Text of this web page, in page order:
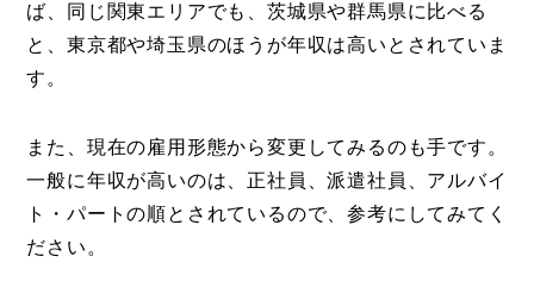
ば、同じ関東エリアでも、茨城県や群馬県に比べる
と、東京都や埼玉県のほうが年収は高いとされていま
す。
また、現在の雇用形態から変更してみるのも手です。
一般に年収が高いのは、正社員、派遣社員、アルバイ
ト・パートの順とされているので、参考にしてみてく
ださい。